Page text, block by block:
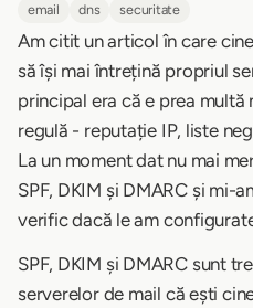
email dns securitate
Am citit un articol în care
să își mai întrețină propriul
principal era că e prea
regulă - reputație IP, liste
La un moment dat nu mai
SPF, DKIM și DMARC și mi-
verific dacă le am
SPF, DKIM și DMARC sunt
serverelor de mail că ești